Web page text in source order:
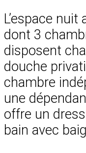
L’espace
dont 3
disposent
douche
chambre
une
offre un
bain avec